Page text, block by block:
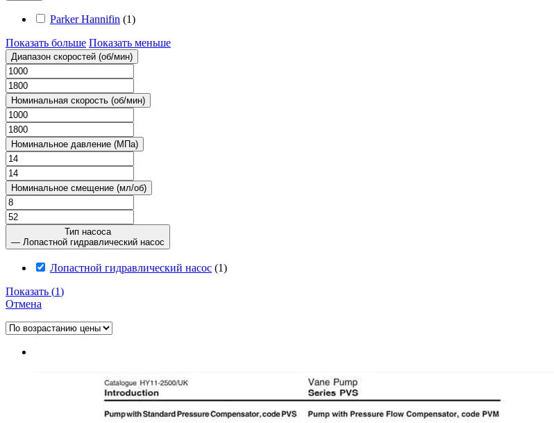
Parker Hannifin (1)
Показать больше Показать меньше
Диапазон скоростей (об/мин)
Номинальная скорость (об/мин)
Номинальное давление (МПа)
Номинальное смещение (мл/об)
Тип насоса
— Лопастной гидравлический насос
Лопастной гидравлический насос (1)
Показать (1)
Отмена